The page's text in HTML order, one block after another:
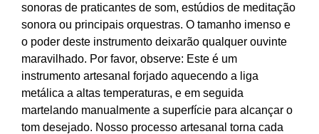
sonoras de praticantes de som, estúdios de meditação
sonora ou principais orquestras. O tamanho imenso e
o poder deste instrumento deixarão qualquer ouvinte
maravilhado. Por favor, observe: Este é um
instrumento artesanal forjado aquecendo a liga
metálica a altas temperaturas, e em seguida
martelando manualmente a superfície para alcançar o
tom desejado. Nosso processo artesanal torna cada